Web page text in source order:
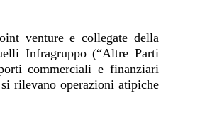
venture e collegate della
Infragruppo (“Altre Parti
commerciali e finanziari
rilevano operazioni atipiche